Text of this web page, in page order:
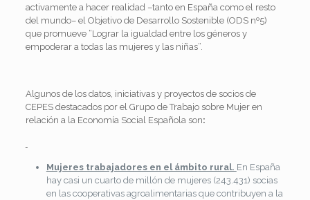
activamente a hacer realidad –tanto en España como el resto
del mundo– el Objetivo de Desarrollo Sostenible (ODS nº5)
que promueve “Lograr la igualdad entre los géneros y
empoderar a todas las mujeres y las niñas”.
Algunos de los datos, iniciativas y proyectos de socios de
CEPES destacados por el Grupo de Trabajo sobre Mujer en
relación a la Economía Social Española son:
Mujeres trabajadores en el ámbito rural. En España
hay casi un cuarto de millón de mujeres (243.431) socias
en las cooperativas agroalimentarias que contribuyen a la